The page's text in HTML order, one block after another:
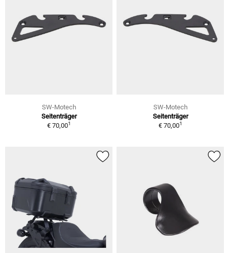
SW-Motech
Seitenträger
€ 70,001
SW-Motech
Seitenträger
€ 70,001